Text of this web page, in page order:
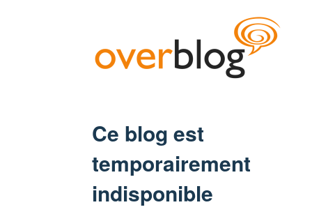
Ce blog est
temporairement
indisponible